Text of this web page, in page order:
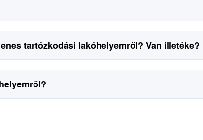
tartózkodási lakóhelyemről? Van illetéke?